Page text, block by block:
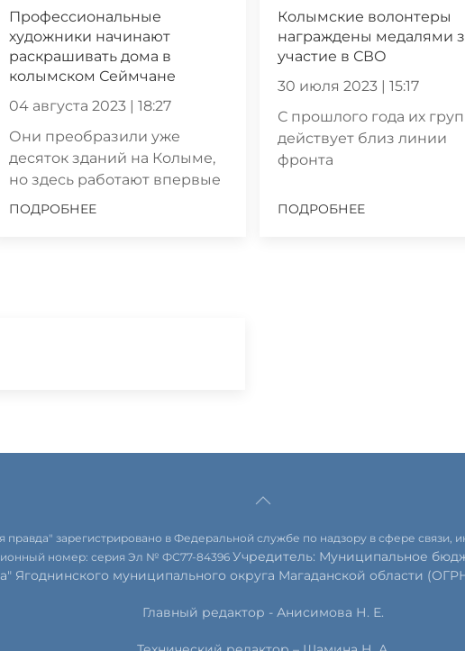
Профессиональные
художники начинают
раскрашивать дома в
колымском Сеймчане
04 августа 2023 | 18:27
Они преобразили уже
десяток зданий на Колыме,
но здесь работают впервые
ПОДРОБНЕЕ
Колымские волонтеры
награждены медалями
участие в СВО
30 июля 2023 | 15:17
С прошлого года их
действует близ линии
фронта
ПОДРОБНЕЕ
правда" зарегистрировано в Федеральной службе по надзору в сфере
номер: серия Эл № ФС77-84396 Учредитель: Муниципальное
Ягоднинского муниципального округа Магаданской области (ОГРН
Главный редактор - Анисимова Н. Е.